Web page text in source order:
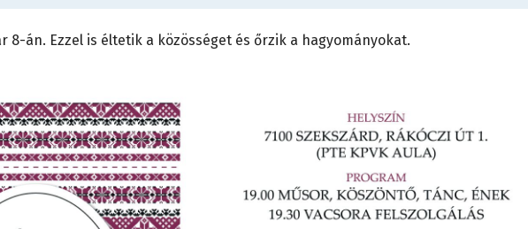
8-án. Ezzel is éltetik a közösséget és őrzik a hagyományokat.